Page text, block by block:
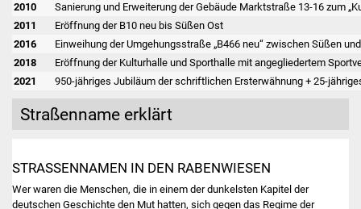
Bürgerhaus
Kulturhalle
Beirat Süßener Vereine
2010
Sanierung und Erweiterung der Gebäude Marktstraße 13-16 zum
2011
Eröffnung der B10 neu bis Süßen Ost
2016
Einweihung der Umgehungsstraße „B466 neu“ zwischen Süßen
2018
Eröffnung der Kulturhalle und Sporthalle mit angegliedertem
2021
950-jähriges Jubiläum der schriftlichen Ersterwähnung + 25-
Straßenname erklärt
STRASSENNAMEN IN DEN RABENWIESEN
Wer waren die Menschen, die in einem der dunkelsten Kapitel der
deutschen Geschichte den Mut hatten, sich gegen das Regime der